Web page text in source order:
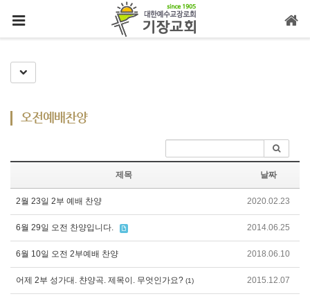
Toggle Dropdown
오전예배찬양
제목 날짜
2월 23일 2부 예배 찬양 2020.02.23
6월 29일 오전 찬양입니다. 2014.06.25
6월 10일 오전 2부예배 찬양 2018.06.10
어제 2부 성가대. 챤양곡. 제목이. 무엇인가요? (1) 2015.12.07